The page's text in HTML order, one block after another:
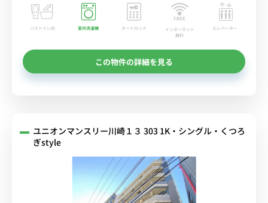
バストイレ別 室内洗濯機 オートロック
インターネット
無料
エレベーター
この物件の詳細を見る
ユニオンマンスリー川崎１３ 303 1K・シングル・くつろ
ぎstyle